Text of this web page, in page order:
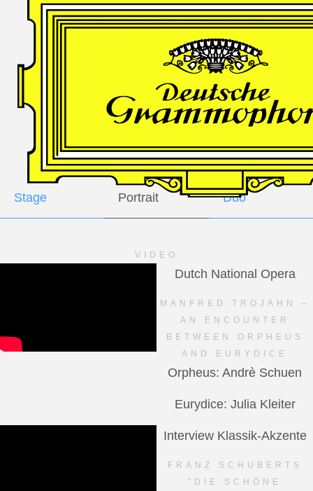
Andrè Schuen,
Baritone
Daniel Heide,
Piano
GALLERY
Stage Portrait Duo
VIDEO
Dutch National Opera
MANFRED TROJAHN –
AN ENCOUNTER
BETWEEN ORPHEUS
AND EURYDICE
Orpheus: Andrè Schuen
Eurydice: Julia Kleiter
Interview Klassik-Akzente
FRANZ SCHUBERTS
"DIE SCHÖNE